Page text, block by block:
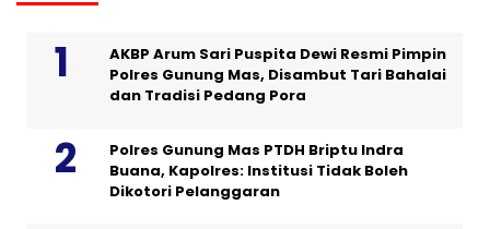
AKBP Arum Sari Puspita Dewi Resmi Pimpin
Polres Gunung Mas, Disambut Tari Bahalai
dan Tradisi Pedang Pora
Polres Gunung Mas PTDH Briptu Indra
Buana, Kapolres: Institusi Tidak Boleh
Dikotori Pelanggaran